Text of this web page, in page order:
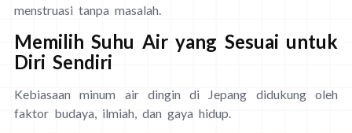
menstruasi tanpa masalah.
Memilih Suhu Air yang Sesuai untuk
Diri Sendiri
Kebiasaan minum air dingin di Jepang didukung oleh
faktor budaya, ilmiah, dan gaya hidup.